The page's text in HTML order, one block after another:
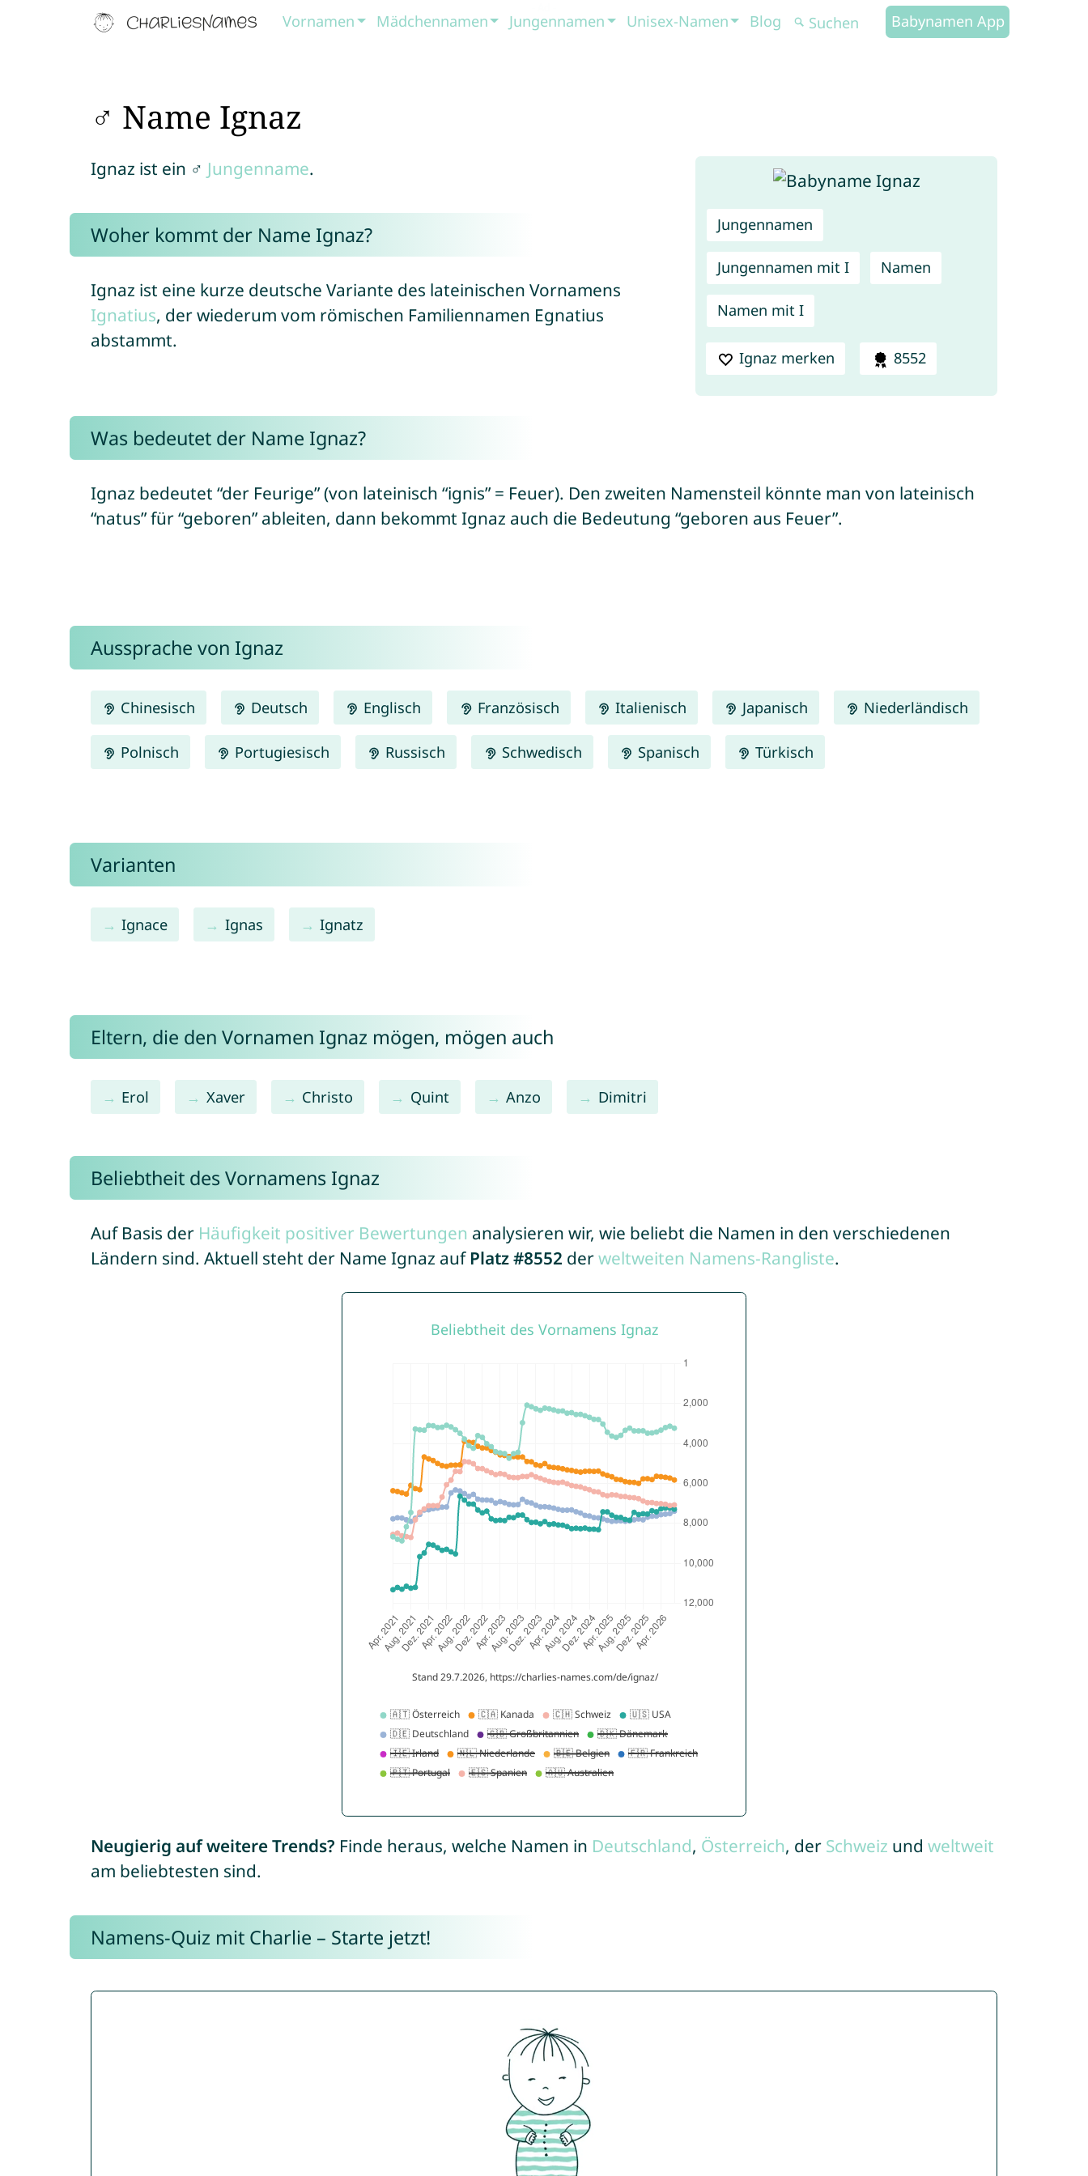
Vornamen Mädchennamen Jungennamen Unisex-Namen Blog Babynamen App
♂ Name Ignaz
Jungennamen
Jungennamen mit I Namen
Namen mit I
Ignaz merken 8552
Ignaz ist ein ♂ Jungenname.
Woher kommt der Name Ignaz?
Ignaz ist eine kurze deutsche Variante des lateinischen Vornamens
Ignatius, der wiederum vom römischen Familiennamen Egnatius
abstammt.
Was bedeutet der Name Ignaz?
Ignaz bedeutet “der Feurige” (von lateinisch “ignis” = Feuer). Den zweiten Namensteil könnte man von lateinisch
“natus” für “geboren” ableiten, dann bekommt Ignaz auch die Bedeutung “geboren aus Feuer”.
Aussprache von Ignaz
Chinesisch Deutsch Englisch Französisch Italienisch Japanisch Niederländisch
Polnisch Portugiesisch Russisch Schwedisch Spanisch Türkisch
Varianten
Ignace Ignas Ignatz
Eltern, die den Vornamen Ignaz mögen, mögen auch
Erol Xaver Christo Quint Anzo Dimitri
Beliebtheit des Vornamens Ignaz
Auf Basis der Häufigkeit positiver Bewertungen analysieren wir, wie beliebt die Namen in den verschiedenen
Ländern sind. Aktuell steht der Name Ignaz auf Platz #8552 derweltweiten Namens-Rangliste.
Neugierig auf weitere Trends? Finde heraus, welche Namen in Deutschland, Österreich, der Schweiz und weltweit
am beliebtesten sind.
Namens-Quiz mit Charlie – Starte jetzt!